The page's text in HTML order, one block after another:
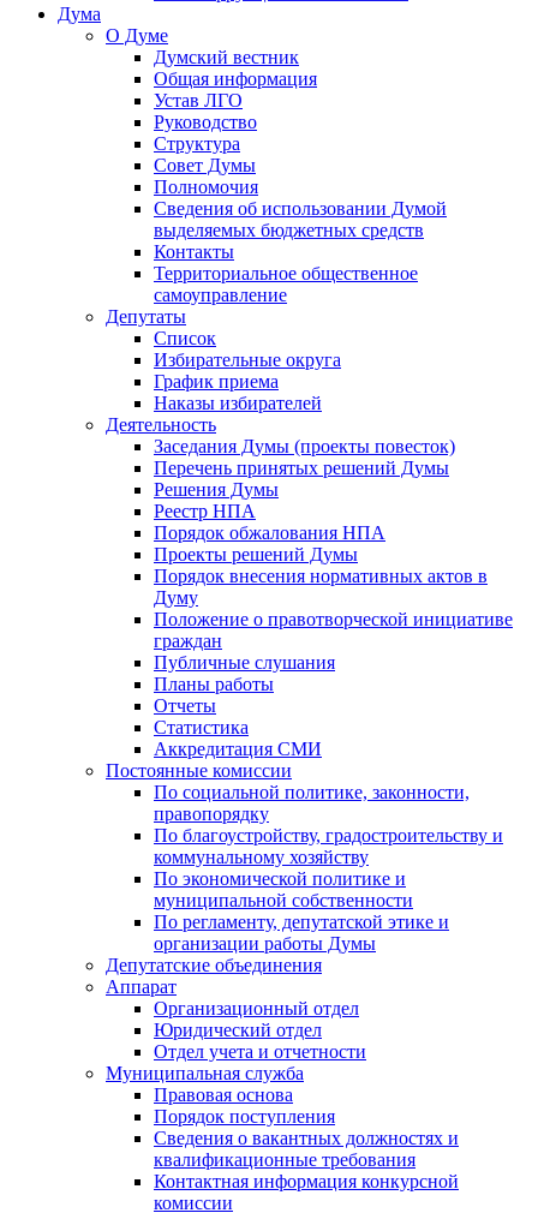
Дума
О Думе
Думский вестник
Общая информация
Устав ЛГО
Руководство
Структура
Совет Думы
Полномочия
Сведения об использовании Думой
выделяемых бюджетных средств
Контакты
Территориальное общественное
самоуправление
Депутаты
Список
Избирательные округа
График приема
Наказы избирателей
Деятельность
Заседания Думы (проекты повесток)
Перечень принятых решений Думы
Решения Думы
Реестр НПА
Порядок обжалования НПА
Проекты решений Думы
Порядок внесения нормативных актов в
Думу
Положение о правотворческой инициативе
граждан
Публичные слушания
Планы работы
Отчеты
Статистика
Аккредитация СМИ
Постоянные комиссии
По социальной политике, законности,
правопорядку
По благоустройству, градостроительству и
коммунальному хозяйству
По экономической политике и
муниципальной собственности
По регламенту, депутатской этике и
организации работы Думы
Депутатские объединения
Аппарат
Организационный отдел
Юридический отдел
Отдел учета и отчетности
Муниципальная служба
Правовая основа
Порядок поступления
Сведения о вакантных должностях и
квалификационные требования
Контактная информация конкурсной
комиссии